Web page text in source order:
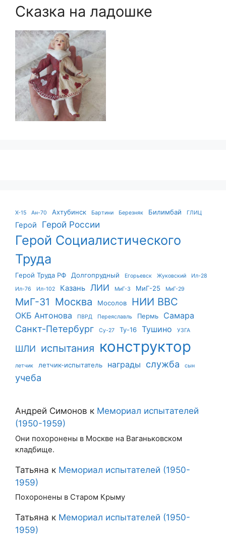
Сказка на ладошке
X-15 Ан-70 Ахтубинск Бартини Березняк Билимбай ГЛИЦ
Герой Герой России
Герой Социалистического
Труда
Герой Труда РФ Долгопрудный Егорьевск Жуковский
Ил-28
Ил-76
Ил-102 Казань ЛИИ МиГ-3 МиГ-25 МиГ-29
МиГ-31 Москва Мосолов НИИ ВВС
ОКБ Антонова ПВРД Переяславль Пермь Самара
Санкт-Петербург Су-27 Ту-16 Тушино УЗГА
ШЛИ испытания конструктор
летчик летчик-испытатель награды служба сын
учеба
Андрей Симонов к Мемориал испытателей
(1950-1959)
Они похоронены в Москве на Ваганьковском
кладбище.
Татьяна к Мемориал испытателей (1950-
1959)
Похоронены в Старом Крыму
Татьяна к Мемориал испытателей (1950-
1959)